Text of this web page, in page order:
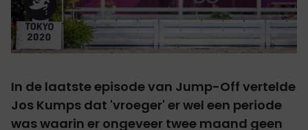
In de laatste episode van Jump-Off vertelde
Jos Kumps dat 'vroeger' er wel een periode
was waarin er ongeveer twee maand geen